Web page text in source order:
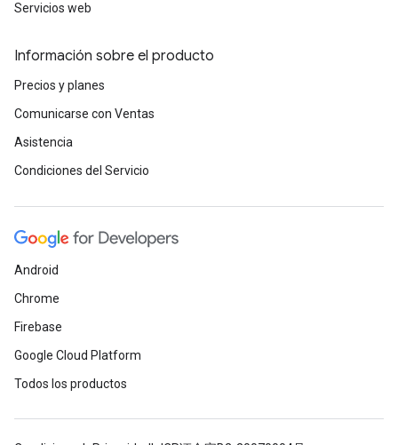
Servicios web
Información sobre el producto
Precios y planes
Comunicarse con Ventas
Asistencia
Condiciones del Servicio
Android
Chrome
Firebase
Google Cloud Platform
Todos los productos